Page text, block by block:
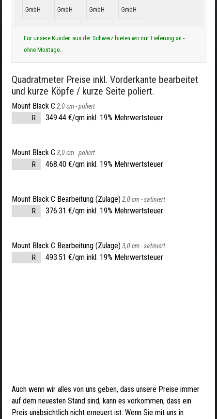
Für unsere Kunden aus der Schweiz bieten wir nur Lieferung an -
ohne Montage.
Quadratmeter Preise inkl. Vorderkante bearbeitet
und kurze Köpfe / kurze Seite poliert.
Mount Black C 2,0 cm -poliert
R
349.44 €/qm inkl. 19% Mehrwertsteuer
Mount Black C 3,0 cm -poliert
R
468.40 €/qm inkl. 19% Mehrwertsteuer
Mount Black C Bearbeitung (Zulage) 2,0 cm -satiniert
R
376.31 €/qm inkl. 19% Mehrwertsteuer
Mount Black C Bearbeitung (Zulage) 3,0 cm -satiniert
R
493.51 €/qm inkl. 19% Mehrwertsteuer
Auch wenn wir alles von uns geben, dass unsere Preise immer
auf dem neuesten Stand sind, kann es vorkommen, dass ein
Preis unabsichtlich nicht erneuert ist. Wenn Sie mit uns in